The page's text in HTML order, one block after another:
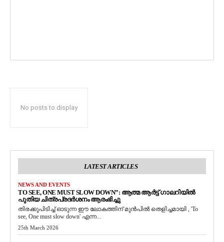
No posts to display
LATEST ARTICLES
NEWS AND EVENTS
TO SEE, ONE MUST SLOW DOWN”: ആത്മ ആർട്ട് ഗാലറിയിൽ
പുതിയ ചിത്രപ്രദർശനം ആരംഭിച്ചു
തിരക്കുപിടിച്ച് ഓടുന്ന ഈ ലോകത്തിന് മുൻപിൽ തെളിച്ചമായി , 'To
see, One must slow down' എന്ന...
25th March 2026